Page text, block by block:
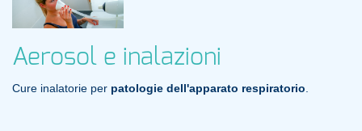
Aerosol e inalazioni
Cure inalatorie per patologie dell'apparato respiratorio